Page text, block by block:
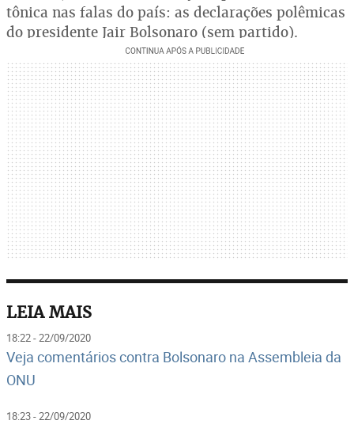
tônica nas falas do país: as declarações polêmicas
do presidente Jair Bolsonaro (sem partido).
LEIA MAIS
18:22 - 22/09/2020
Veja comentários contra Bolsonaro na Assembleia da
ONU
18:23 - 22/09/2020